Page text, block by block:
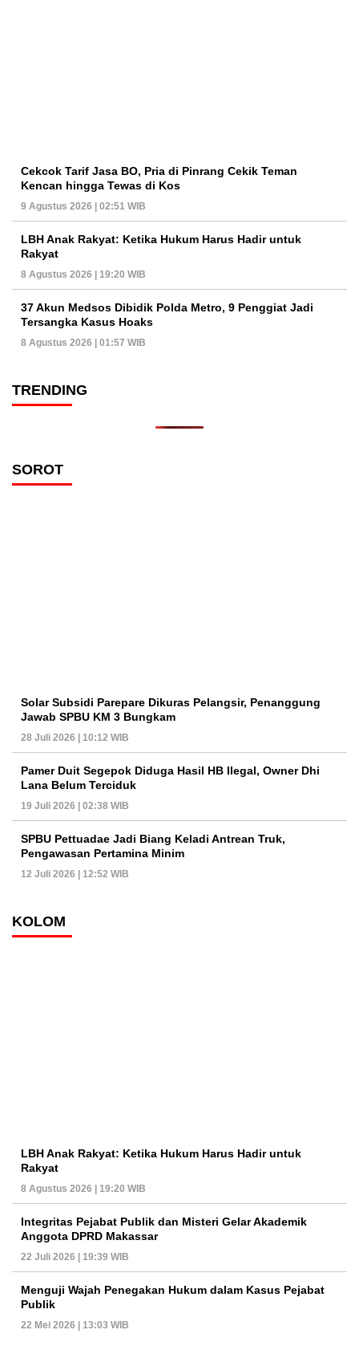
Cekcok Tarif Jasa BO, Pria di Pinrang Cekik Teman
Kencan hingga Tewas di Kos
9 Agustus 2026 | 02:51 WIB
LBH Anak Rakyat: Ketika Hukum Harus Hadir untuk
Rakyat
8 Agustus 2026 | 19:20 WIB
37 Akun Medsos Dibidik Polda Metro, 9 Penggiat Jadi
Tersangka Kasus Hoaks
8 Agustus 2026 | 01:57 WIB
TRENDING
SOROT
Solar Subsidi Parepare Dikuras Pelangsir, Penanggung
Jawab SPBU KM 3 Bungkam
28 Juli 2026 | 10:12 WIB
Pamer Duit Segepok Diduga Hasil HB Ilegal, Owner Dhi
Lana Belum Terciduk
19 Juli 2026 | 02:38 WIB
SPBU Pettuadae Jadi Biang Keladi Antrean Truk,
Pengawasan Pertamina Minim
12 Juli 2026 | 12:52 WIB
KOLOM
LBH Anak Rakyat: Ketika Hukum Harus Hadir untuk
Rakyat
8 Agustus 2026 | 19:20 WIB
Integritas Pejabat Publik dan Misteri Gelar Akademik
Anggota DPRD Makassar
22 Juli 2026 | 19:39 WIB
Menguji Wajah Penegakan Hukum dalam Kasus Pejabat
Publik
22 Mei 2026 | 13:03 WIB